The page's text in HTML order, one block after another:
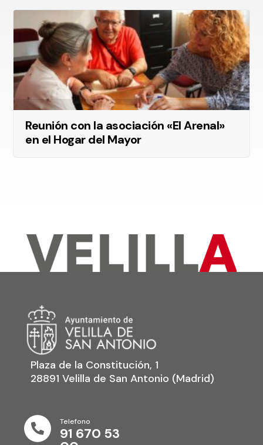
Reunión con la asociación «El Arenal»
en el Hogar del Mayor
Plaza de la Constitución, 1
28891 Velilla de San Antonio (Madrid)

Telefono
91 670 53